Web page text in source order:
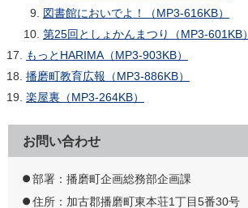
図書館においでよ！（MP3-616KB）
第25回としょかんまつり（MP3-601KB）
もっとHARIMA（MP3-903KB）
播磨町教育広報（MP3-886KB）
楽屋裏（MP3-264KB）
お問い合わせ
部署：播磨町企画総務部企画課
住所：加古郡播磨町東本荘1丁目5番30号